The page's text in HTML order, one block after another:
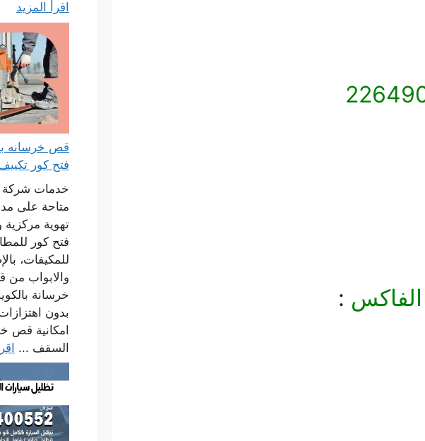
:
اقرأ المزيد
فتح كور
خدمات شركة
تهوية
فتح كور
للمكيفات،
والابواب
خرسانة
بدون
امكانية قص
السقف ...